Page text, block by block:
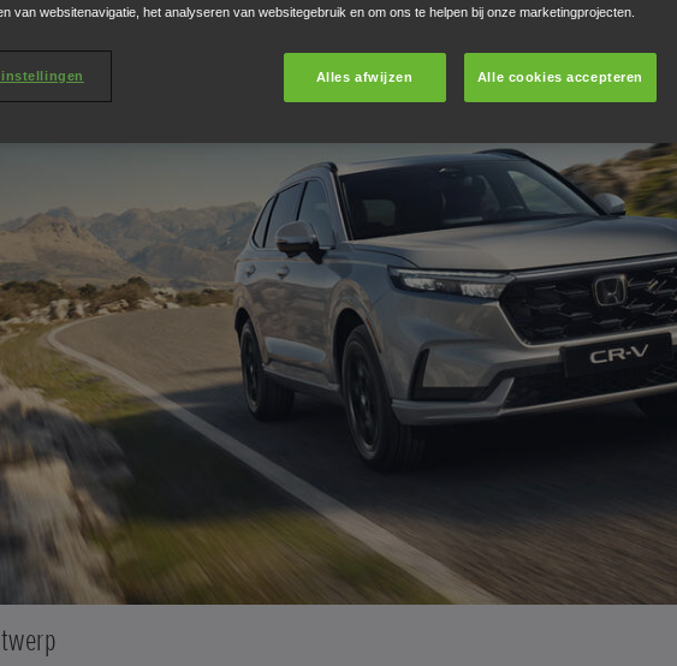
van websitenavigatie, het analyseren van websitegebruik en om ons te helpen bij onze marketingprojecten.
Alles afwijzen Alle cookies accepteren